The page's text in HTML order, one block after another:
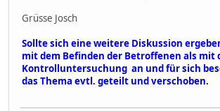
Grüsse Josch
Sollte sich eine weitere Diskussion
mit dem Befinden der Betroffenen als mit
Kontrolluntersuchung an und für sich
das Thema evtl. geteilt und verschoben.